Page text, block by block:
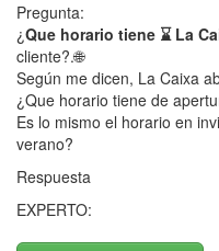
Pregunta:
¿Que horario tiene ⌛ La
cliente?.🌐
Según me dicen, La Caixa
¿Que horario tiene de
Es lo mismo el horario en
verano?
Respuesta
EXPERTO: